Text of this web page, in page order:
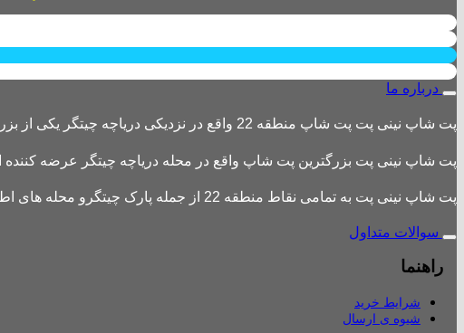
درباره ما
پت شاپ نینی پت پت شاپ منطقه 22 واقع در نزدیکی دریاچه چیتگر یکی از بزرگترین پت شاپ های منطقه 22 است
پت شاپ نینی پت بزرگترین پت شاپ واقع در محله دریاچه چیتگر عرضه کننده
پت شاپ نینی پت به تمامی نقاط منطقه 22 از جمله پارک چیتگرو محله های اطراف ،شهرک باقری، دهکده المپیک ، شهرک خرازی، بلوار کوهک، شهرک چیتگر ، دریاچه چیتگر و تمامی نقاط تهران ارسال دارد.
سوالات متداول
راهنما
شرایط خرید
شیوه ی ارسال